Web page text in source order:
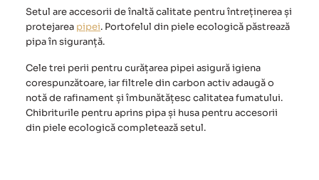
Setul are accesorii de înaltă calitate pentru întreținerea și
protejarea pipei. Portofelul din piele ecologică păstrează
pipa în siguranță.
Cele trei perii pentru curățarea pipei asigură igiena
corespunzătoare, iar filtrele din carbon activ adaugă o
notă de rafinament și îmbunătățesc calitatea fumatului.
Chibriturile pentru aprins pipa și husa pentru accesorii
din piele ecologică completează setul.